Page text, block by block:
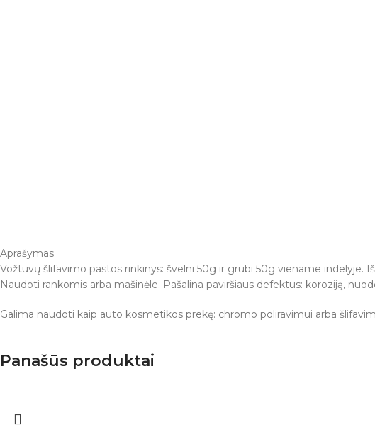
Aprašymas
Vožtuvų šlifavimo pastos rinkinys: švelni 50g ir grubi 50g viename indelyje.
Naudoti rankomis arba mašinėle. Pašalina paviršiaus defektus: koroziją,
Galima naudoti kaip auto kosmetikos prekę: chromo poliravimui arba
Panašūs produktai